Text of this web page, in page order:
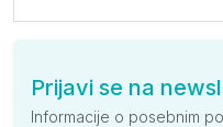
Prijavi se na
Informacije o posebnim